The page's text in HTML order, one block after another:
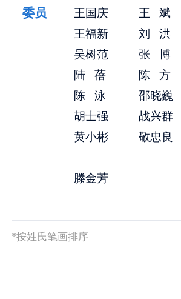
委员 王国庆
王 斌
王福新
刘 洪
吴树范
张 博
陆 蓓
陈 方
陈 泳
邵晓巍
胡士强
战兴群
黄小彬
敬忠良
滕金芳
*按姓氏笔画排序